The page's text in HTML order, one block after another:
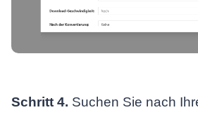
Schritt 4. Suchen Sie nach